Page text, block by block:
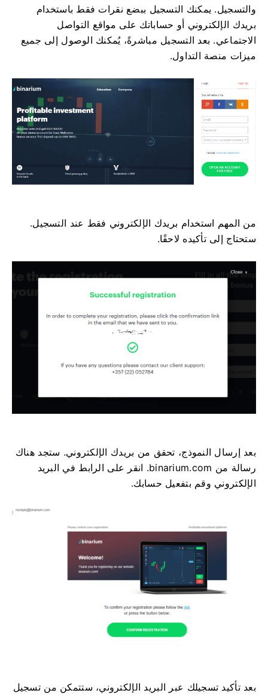
والتسجيل. يمكنك التسجيل ببضع نقرات فقط باستخدام
بريدك الإلكتروني أو حساباتك على مواقع التواصل
الاجتماعي. بعد التسجيل مباشرةً، يُمكنك الوصول إلى جميع
ميزات منصة التداول.
من المهم استخدام بريدك الإلكتروني فقط عند التسجيل.
ستحتاج إلى تأكيده لاحقًا.
بعد إرسال النموذج، تحقق من بريدك الإلكتروني. ستجد هناك
رسالة من binarium.com. انقر على الرابط في البريد
الإلكتروني وقم بتفعيل حسابك.
بعد تأكيد تسجيلك عبر البريد الإلكتروني، ستتمكن من تسجيل